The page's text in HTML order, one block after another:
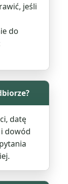
jeśli
do
datę
dowód